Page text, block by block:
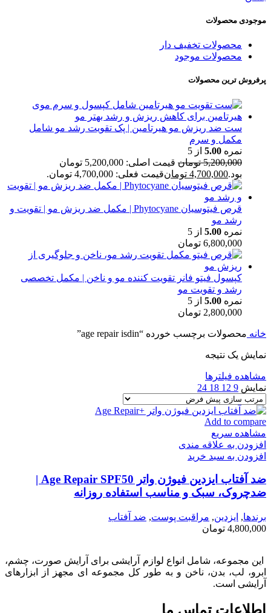
موجودی محصولات
محصولات تخفیف دار
محصولات موجود
پرفروش ترین محصولات
ست ضد ریزش مو هیرتامین | پک تقویت رشد مو شامل
مکمل و سرم
نمره 5.00 از 5
5,200,000 تومان
قیمت اصلی: 5,200,000 تومان
بود.4,700,000 تومانقیمت فعلی: 4,700,000 تومان.
قرص فیتوسیان Phytocyane | مکمل ضد ریزش مو | تقویت و
رشد مو
نمره 5.00 از 5
6,800,000 تومان
کپسول فیتو فانر تقویت کننده مو و ناخن | مکمل تخصصی
رشد و تقویت مو
نمره 5.00 از 5
2,800,000 تومان
خانه محصولات برچسب خورده “age repair isdin”
نمایش یک نتیجه
مشاهده فیلترها
نمایش 9
12
18
24
Add to compare
مشاهده سریع
افزودن به علاقه مندی
افزودن به سبد خرید
ضد آفتاب ایزدین فیوژن واتر Age Repair SPF50 |
ضدچروک، سبک و مناسب استفاده روزانه
برندها, ايزدين, مراقبت پوست, ضد آفتاب
4,800,000 تومان
این مجموعه، شامل انواع لوازم آرایشی برای آرایش صورت، چشم،
ابرو، لب، بدن، ناخن و به طور کل مجموعه ای مجهز از ابزارهای
آرایشی است.